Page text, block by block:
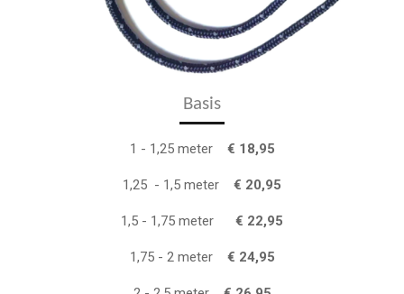
Basis
1 - 1,25 meter € 18,95
1,25 - 1,5 meter € 20,95
1,5 - 1,75 meter € 22,95
1,75 - 2 meter € 24,95